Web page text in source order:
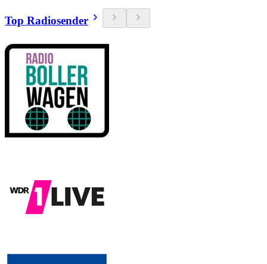
Top Radiosender